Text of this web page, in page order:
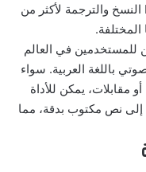
دعمها القوي للغة العربية. تدعم Notta AI النسخ والترجمة لأكثر من
للمستخدمين في العالم
باللغة العربية. سواء
مقابلات، يمكن للأداة
إلى نص مكتوب بدقة، مما